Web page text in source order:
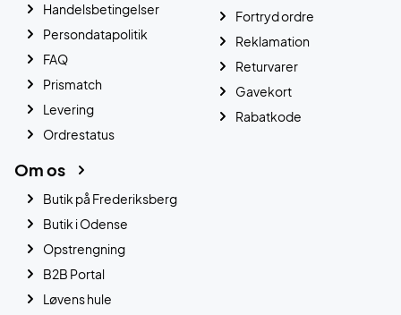
Handelsbetingelser
Persondatapolitik
FAQ
Prismatch
Levering
Ordrestatus
Fortryd ordre
Reklamation
Returvarer
Gavekort
Rabatkode
Om os
Butik på Frederiksberg
Butik i Odense
Opstrengning
B2B Portal
Løvens hule